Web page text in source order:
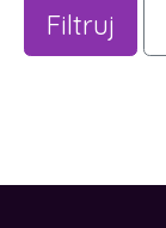
Filtruj